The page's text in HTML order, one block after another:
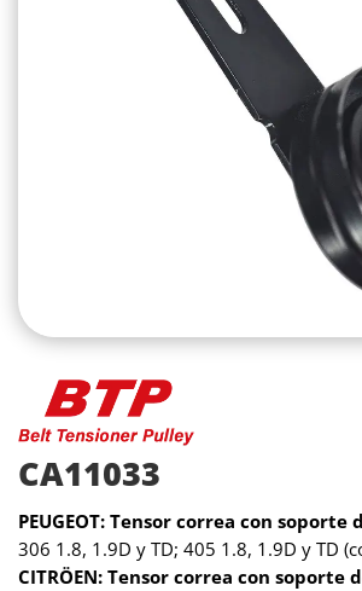
CA11033
PEUGEOT: Tensor correa con
306 1.8, 1.9D y TD; 405 1.8, 1.9D y TD
CITRÖEN: Tensor correa con soporte